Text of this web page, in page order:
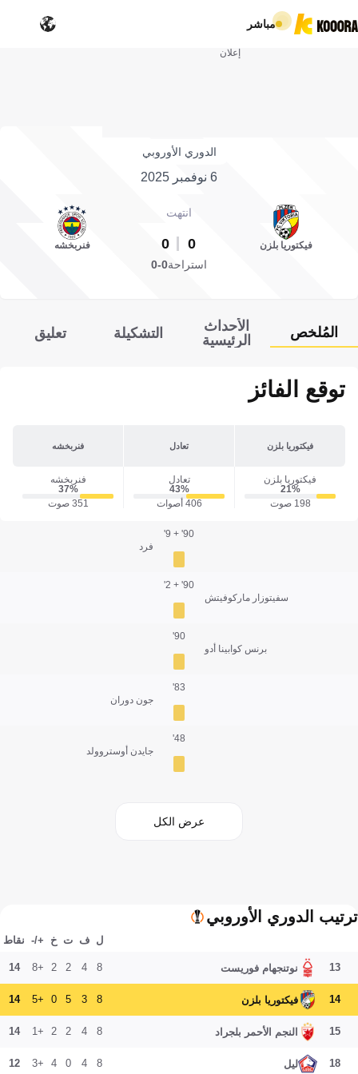
مباشر
إعلان
الدوري الأوروبي
6 نوفمبر 2025
فيكتوريا بلزن
انتهت
0
0 فنربخشه
استراحة0-0
المُلخص
الأحداث
الرئيسية
التشكيلة تعليق
توقع الفائز
فيكتوريا بلزن تعادل فنربخشه
فيكتوريا بلزن
21‎%‎
198 صوت
تعادل
43‎%‎
406 أصوات
فنربخشه
37‎%‎
351 صوت
فرد
90' + 9'
سفيتوزار ماركوفيتش
90' + 2'
برنس كوابينا أدو
90'
جون دوران
83'
جايدن أوستروولد
48'
عرض الكل
ترتيب الدوري الأوروبي
ل ف ت خ +/- نقاط
13 نوتنجهام فوريست 8
4
2
2
+8
14
14 فيكتوريا بلزن 8
3
5
0
+5
14
15 النجم الأحمر بلجراد 8
4
2
2
+1
14
18 ليل 8
4
0
4
+3
12